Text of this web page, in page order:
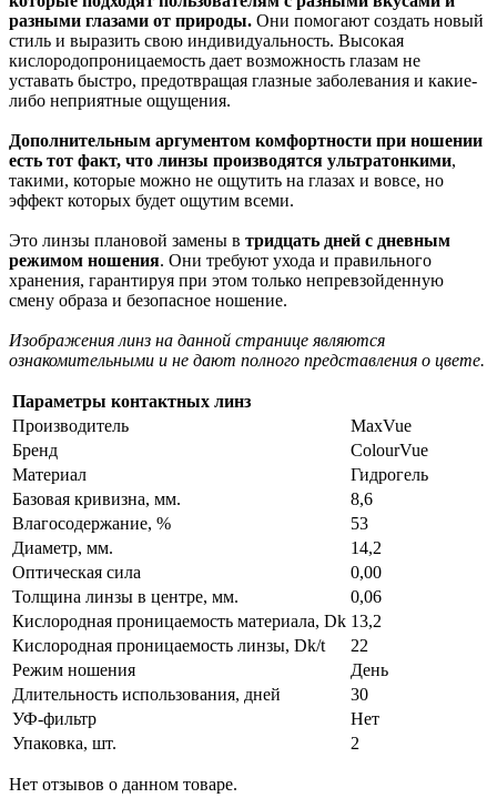
разными глазами от природы. Они помогают создать новый
стиль и выразить свою индивидуальность. Высокая
кислородопроницаемость дает возможность глазам не
уставать быстро, предотвращая глазные заболевания и какие-
либо неприятные ощущения.
Дополнительным аргументом комфортности при ношении
есть тот факт, что линзы производятся ультратонкими,
такими, которые можно не ощутить на глазах и вовсе, но
эффект которых будет ощутим всеми.
Это линзы плановой замены в тридцать дней с дневным
режимом ношения. Они требуют ухода и правильного
хранения, гарантируя при этом только непревзойденную
смену образа и безопасное ношение.
Изображения линз на данной странице являются
ознакомительными и не дают полного представления о цвете.
Параметры контактных линз
Производитель
MaxVue
Бренд
ColourVue
Материал
Гидрогель
Базовая кривизна, мм.
8,6
Влагосодержание, %
53
Диаметр, мм.
14,2
Оптическая сила
0,00
Толщина линзы в центре, мм.
0,06
Кислородная проницаемость материала, Dk 13,2
Кислородная проницаемость линзы, Dk/t
22
Режим ношения
День
Длительность использования, дней
30
УФ-фильтр
Нет
Упаковка, шт.
2
Нет отзывов о данном товаре.